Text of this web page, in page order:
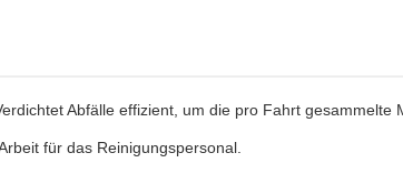
Abfälle effizient, um die pro Fahrt gesammelte
für das Reinigungspersonal.